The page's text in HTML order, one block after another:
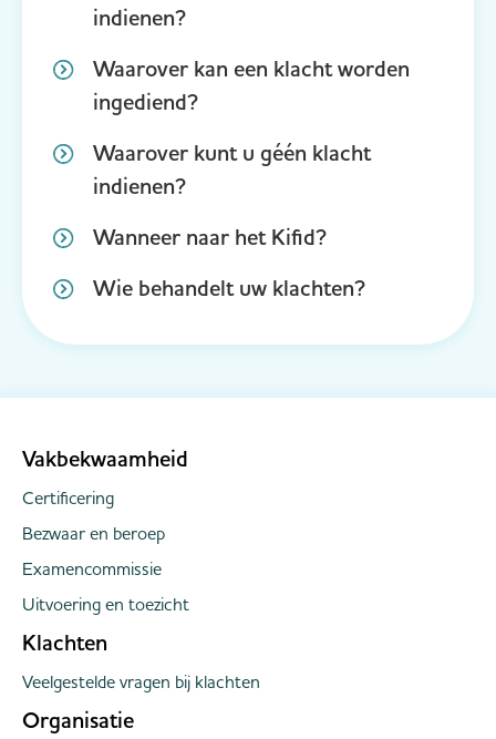
indienen?
Waarover kan een klacht worden
ingediend?
Waarover kunt u géén klacht
indienen?
Wanneer naar het Kifid?
Wie behandelt uw klachten?
Vakbekwaamheid
Certificering
Bezwaar en beroep
Examencommissie
Uitvoering en toezicht
Klachten
Veelgestelde vragen bij klachten
Organisatie